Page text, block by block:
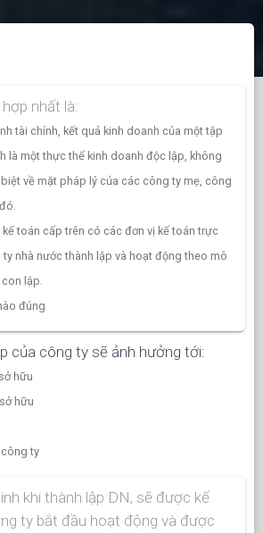
nhất là:
tài chính, kết quả kinh doanh của một tập
là một thực thể kinh doanh độc lập, không
về mặt pháp lý của các công ty mẹ, công
toán cấp trên có các đơn vị kế toán trực
nhà nước thành lập và hoạt động theo mô
lập.
đúng
của công ty sẽ ảnh hưởng tới:
hữu
hữu
ty
khi thành lập DN, sẽ được kế
ty bắt đầu hoạt động và được